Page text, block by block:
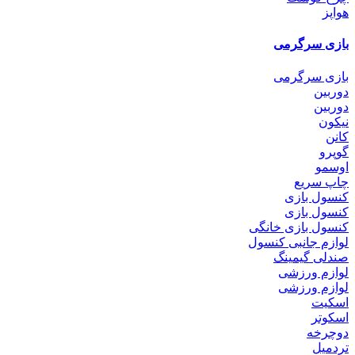
هواپز
بازی سرگرمی
بازی سرگرمی
دوربین
دوربین
نیکون
کانن
گوپرو
اوسمو
چاپ سریع
کنسول بازی
کنسول بازی
کنسول بازی خانگی
لوازم جانبی کنسول
صندلی گیمینگ
لوازم ورزشی
لوازم ورزشی
اسکیت
اسکوتر
دوچرخه
تردمیل